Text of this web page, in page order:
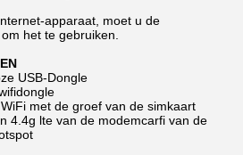
apparaat, moet u de
het te gebruiken.
USB-Dongle
met de groef van de simkaart
4.4g lte van de modemcarfi van de